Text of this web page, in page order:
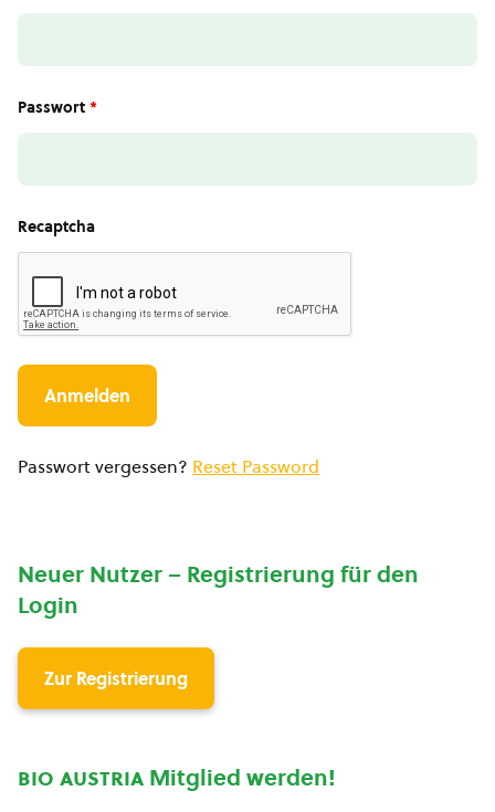
Passwort *
Recaptcha
Passwort vergessen? Reset Password
Neuer Nutzer – Registrierung für den
Login
Zur Registrierung
bio austria Mitglied werden!